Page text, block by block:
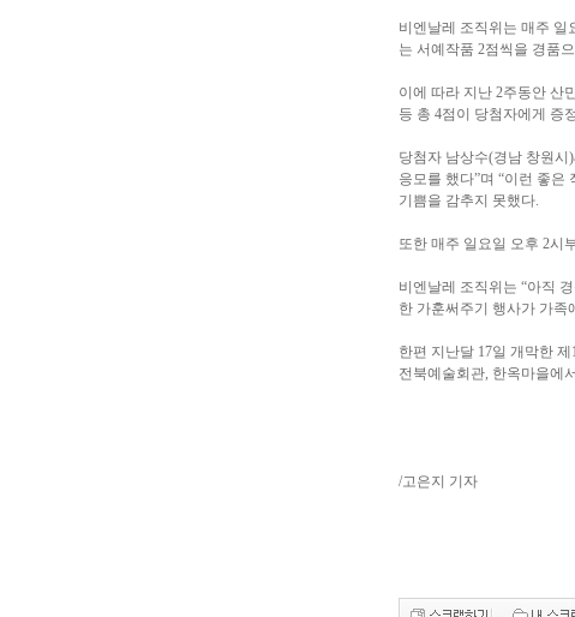
비엔날레 조직위는 매주 일
는 서예작품 2점씩을 경품
이에 따라 지난 2주동안 산
등 총 4점이 당첨자에게 증
당첨자 남상수(경남 창원
응모를 했다”며 “이런 좋은
기쁨을 감추지 못했다.
또한 매주 일요일 오후 2시
비엔날레 조직위는 “아직
한 가훈써주기 행사가 가족
한편 지난달 17일 개막한
전북예술회관, 한옥마을에
/고은지 기자